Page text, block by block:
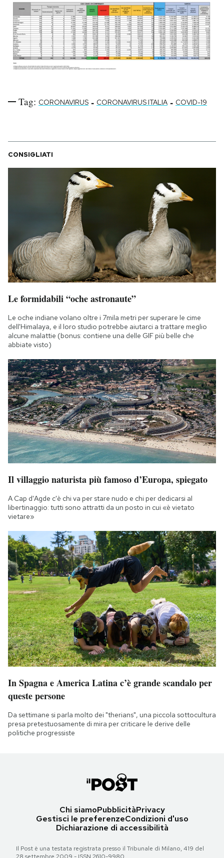
Tag: CORONAVIRUS - CORONAVIRUS ITALIA - COVID-19
CONSIGLIATI
Le formidabili “oche astronaute”
Le oche indiane volano oltre i 7mila metri per superare le cime
dell'Himalaya, e il loro studio potrebbe aiutarci a trattare meglio
alcune malattie (bonus: contiene una delle GIF più belle che
abbiate visto)
Il villaggio naturista più famoso d’Europa, spiegato
A Cap d'Agde c'è chi va per stare nudo e chi per dedicarsi al
libertinaggio: tutti sono attratti da un posto in cui «è vietato
vietare»
In Spagna e America Latina c’è grande scandalo per
queste persone
Da settimane si parla molto dei "therians", una piccola sottocultura
presa pretestuosamente di mira per criticare le derive delle
politiche progressiste
Chi siamoPubblicitàPrivacy
Gestisci le preferenzeCondizioni d'uso
Dichiarazione di accessibilità
Il Post è una testata registrata presso il Tribunale di Milano, 419 del